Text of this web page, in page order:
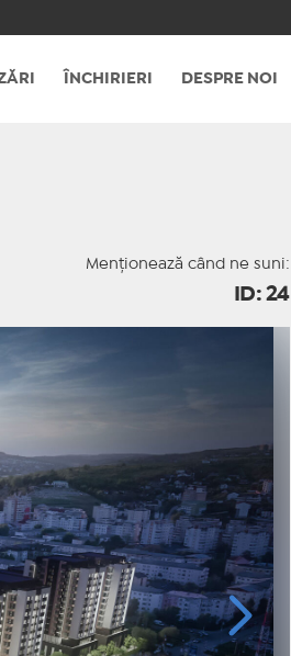
ÎNCHIRIERI DESPRE NOI
Menționează când ne suni:
ID: 24